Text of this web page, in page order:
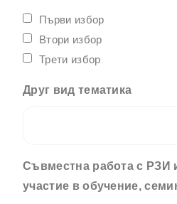
Първи избор
Втори избор
Трети избор
Друг вид тематика
Съвместна работа с РЗИ
участие в обучение,